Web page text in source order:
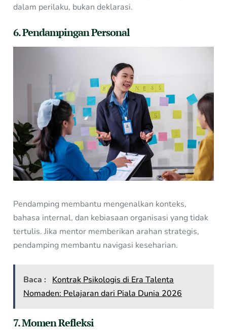
dalam perilaku, bukan deklarasi.
6. Pendampingan Personal
Pendamping membantu mengenalkan konteks,
bahasa internal, dan kebiasaan organisasi yang tidak
tertulis. Jika mentor memberikan arahan strategis,
pendamping membantu navigasi keseharian.
Baca :
Kontrak Psikologis di Era Talenta
Nomaden: Pelajaran dari Piala Dunia 2026
7. Momen Refleksi